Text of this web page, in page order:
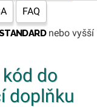
FAQ
nebo vyšší
do
doplňku